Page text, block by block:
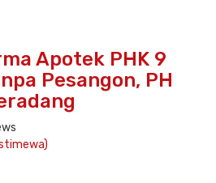
Apotek PHK 9
Pesangon, PH